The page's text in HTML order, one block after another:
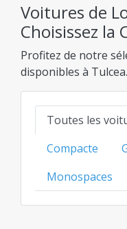
sélectionné pour
réelles réductions,
voyager l'esprit
votre budget.
Voitures de
Choisissez la
Profitez de notre
disponibles à
et hybrides aux
luxe, trouvez
transparent pour
Toutes les
Compacte
Monospaces